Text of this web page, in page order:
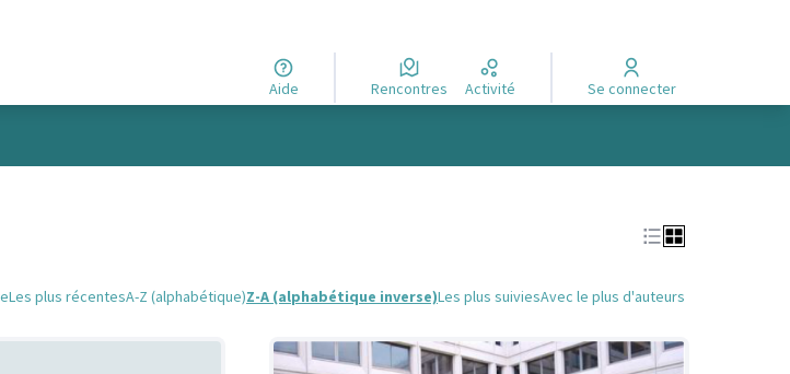
Aide Rencontres Activité Se connecter
Les plus récentesA-Z (alphabétique)Z-A (alphabétique inverse)Les plus suiviesAvec le plus d'auteurs